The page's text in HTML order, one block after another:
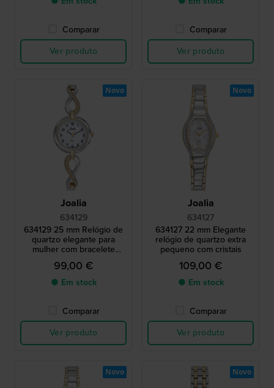
Comparar
Ver produto
Comparar
Ver produto
Joalia
634129
634129 25 mm Relógio de
quartzo elegante para
mulher com bracelete
pulseira
99,00 €
● Em stock
Comparar
Ver produto
Novo
Joalia
634127
634127 22 mm Elegante
relógio de quartzo extra
pequeno com cristais
109,00 €
● Em stock
Comparar
Ver produto
Novo
Novo Novo